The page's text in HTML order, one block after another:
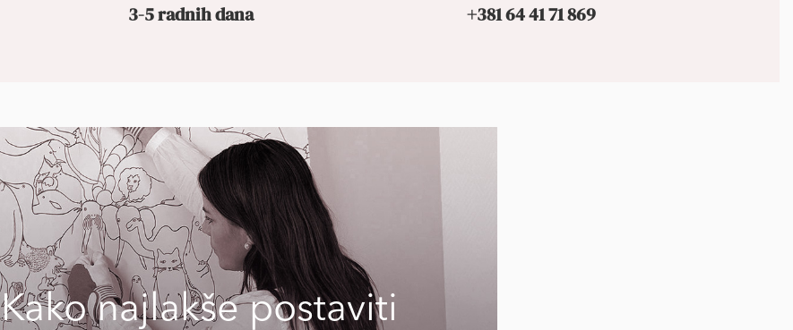
3-5 radnih dana +381 64 41 71 869
Kako najlakše postaviti